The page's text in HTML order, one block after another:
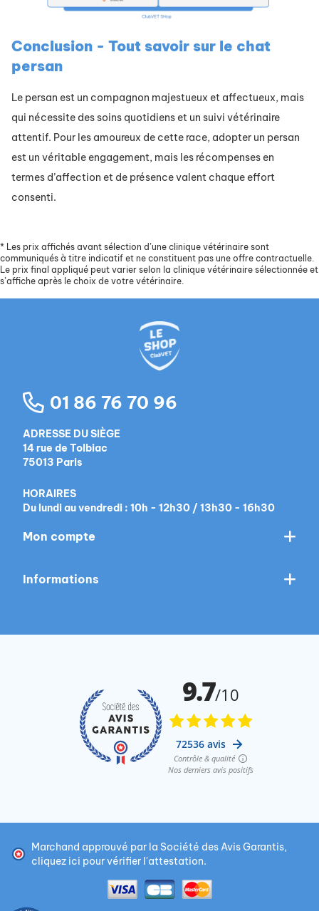
Conclusion - Tout savoir sur le chat
persan
Le persan est un compagnon majestueux et affectueux, mais
qui nécessite des soins quotidiens et un suivi vétérinaire
attentif. Pour les amoureux de cette race, adopter un persan
est un véritable engagement, mais les récompenses en
termes d’affection et de présence valent chaque effort
consenti.
* Les prix affichés avant sélection d’une clinique vétérinaire sont
communiqués à titre indicatif et ne constituent pas une offre contractuelle.
Le prix final appliqué peut varier selon la clinique vétérinaire sélectionnée et
s’affiche après le choix de votre vétérinaire.
01 86 76 70 96
ADRESSE DU SIÈGE
14 rue de Tolbiac
75013 Paris
HORAIRES
Du lundi au vendredi : 10h - 12h30 / 13h30 - 16h30
Mon compte
Informations
Marchand approuvé par la Société des Avis Garantis,
cliquez ici pour vérifier l'attestation.